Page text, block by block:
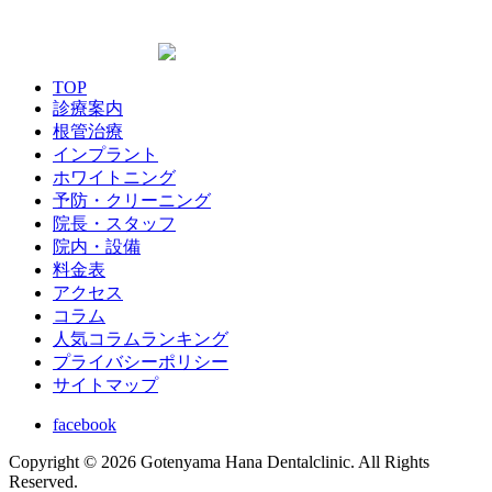
TOP
診療案内
根管治療
インプラント
ホワイトニング
予防・クリーニング
院長・スタッフ
院内・設備
料金表
アクセス
コラム
人気コラムランキング
プライバシーポリシー
サイトマップ
facebook
Copyright © 2026 Gotenyama Hana Dentalclinic. All Rights
Reserved.